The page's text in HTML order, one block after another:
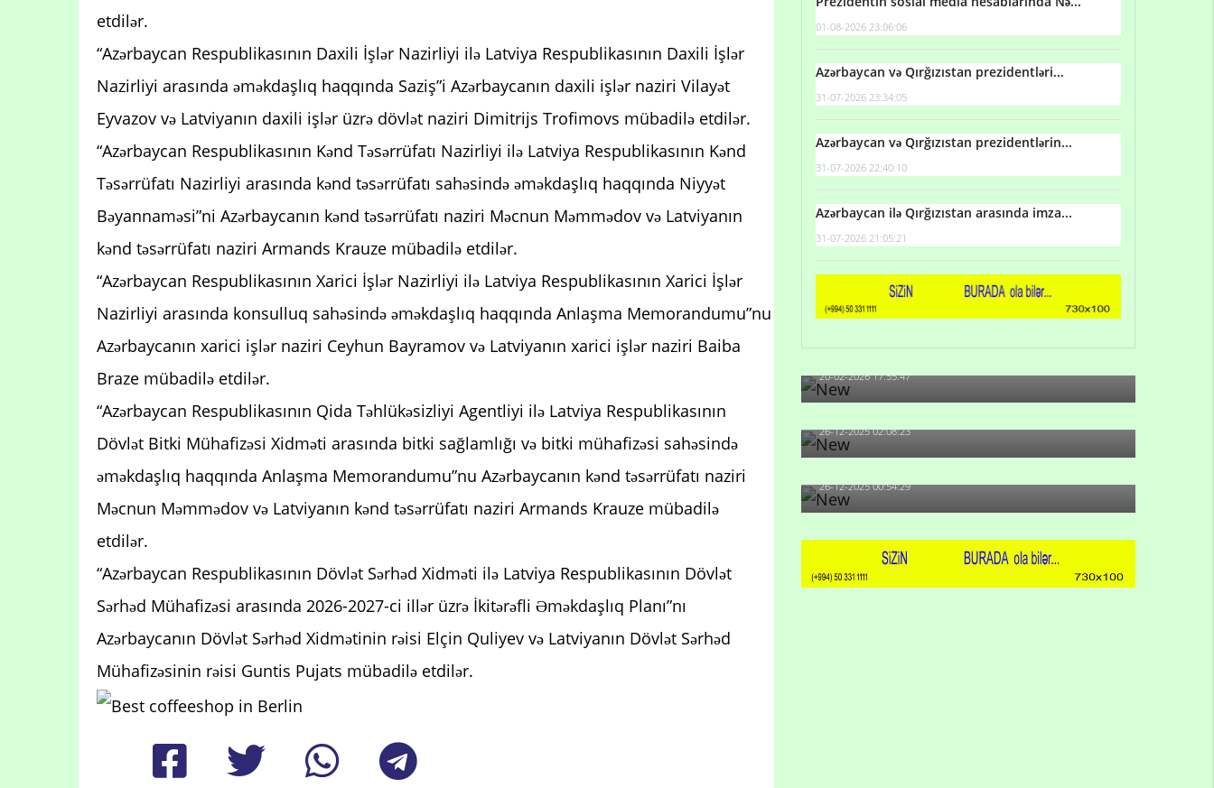
etdilər.
“Azərbaycan Respublikasının Daxili İşlər Nazirliyi ilə Latviya Respublikasının Daxili İşlər
Nazirliyi arasında əməkdaşlıq haqqında Saziş”i Azərbaycanın daxili işlər naziri Vilayət
Eyvazov və Latviyanın daxili işlər üzrə dövlət naziri Dimitrijs Trofimovs mübadilə etdilər.
“Azərbaycan Respublikasının Kənd Təsərrüfatı Nazirliyi ilə Latviya Respublikasının Kənd
Təsərrüfatı Nazirliyi arasında kənd təsərrüfatı sahəsində əməkdaşlıq haqqında Niyyət
Bəyannaməsi”ni Azərbaycanın kənd təsərrüfatı naziri Məcnun Məmmədov və Latviyanın
kənd təsərrüfatı naziri Armands Krauze mübadilə etdilər.
“Azərbaycan Respublikasının Xarici İşlər Nazirliyi ilə Latviya Respublikasının Xarici İşlər
Nazirliyi arasında konsulluq sahəsində əməkdaşlıq haqqında Anlaşma Memorandumu”nu
Azərbaycanın xarici işlər naziri Ceyhun Bayramov və Latviyanın xarici işlər naziri Baiba
Braze mübadilə etdilər.
“Azərbaycan Respublikasının Qida Təhlükəsizliyi Agentliyi ilə Latviya Respublikasının
Dövlət Bitki Mühafizəsi Xidməti arasında bitki sağlamlığı və bitki mühafizəsi sahəsində
əməkdaşlıq haqqında Anlaşma Memorandumu”nu Azərbaycanın kənd təsərrüfatı naziri
Məcnun Məmmədov və Latviyanın kənd təsərrüfatı naziri Armands Krauze mübadilə
etdilər.
“Azərbaycan Respublikasının Dövlət Sərhəd Xidməti ilə Latviya Respublikasının Dövlət
Sərhəd Mühafizəsi arasında 2026-2027-ci illər üzrə İkitərəfli Əməkdaşlıq Planı”nı
Azərbaycanın Dövlət Sərhəd Xidmətinin rəisi Elçin Quliyev və Latviyanın Dövlət Sərhəd
Mühafizəsinin rəisi Guntis Pujats mübadilə etdilər.
01-08-2026 23:06:06
Azərbaycan və Qırğızıstan prezidentləri...
31-07-2026 23:34:05
Azərbaycan və Qırğızıstan prezidentlərin...
31-07-2026 22:40:10
Azərbaycan ilə Qırğızıstan arasında imza...
31-07-2026 21:05:21
artıb?
20-02-2026 17:55:47
Məni bura NAZİR GÖNDƏRİB - 1937-ci ildən
fəaliyyətdə olan və...
26-12-2025 02:08:23
-Ay qız, sən məhkəməni udmayacaqsan... Sən
bilirsən də, məni...
26-12-2025 00:54:29